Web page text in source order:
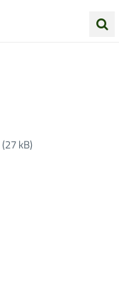
(27 kB)